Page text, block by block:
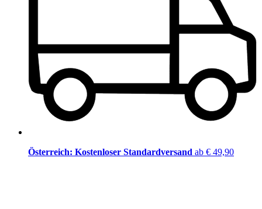
Österreich: Kostenloser Standardversand ab € 49,90